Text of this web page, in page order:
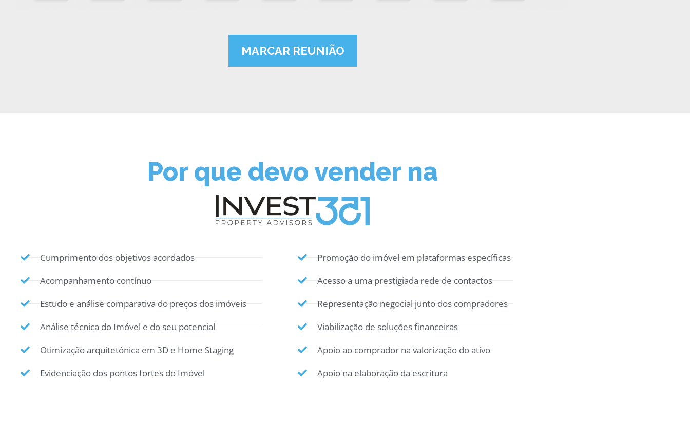
MARCAR REUNIÃO
Por que devo vender na
Cumprimento dos objetivos acordados
Acompanhamento contínuo
Estudo e análise comparativa do preços dos imóveis
Análise técnica do Imóvel e do seu potencial
Otimização arquitetónica em 3D e Home Staging
Evidenciação dos pontos fortes do Imóvel
Promoção do imóvel em plataformas específicas
Acesso a uma prestigiada rede de contactos
Representação negocial junto dos compradores
Viabilização de soluções financeiras
Apoio ao comprador na valorização do ativo
Apoio na elaboração da escritura